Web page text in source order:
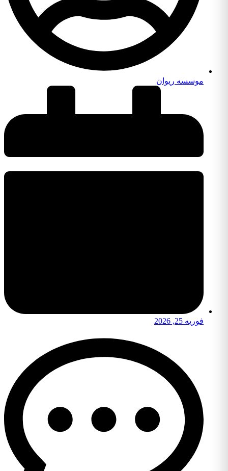
موسسه ریوان
فوریه 25, 2026